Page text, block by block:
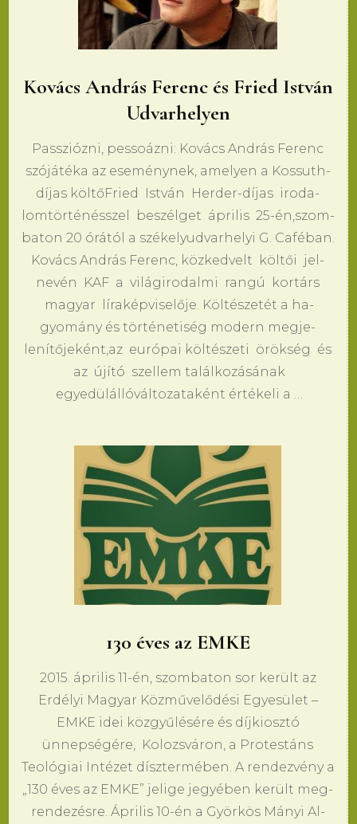
Kovács András Ferenc és Fried István
Udvarhelyen
Passziózni, pes­soázni: Kovács András Fe­renc
szójátéka az esemény­nek, ame­lyen a Kos­suth-
díjas költőFried István Her­der-díjas iro­da­
lomtörténésszel beszélget ápri­lis 25-én,szom­
ba­ton 20 órától a székely­ud­var­he­lyi G. Caféban.
Kovács András Fe­renc, közked­velt költői jel­
nevén KAF a világiro­dal­mi rangú kortárs
ma­gyar líraképvi­selője. Költészetét a ha­
gyomány és történe­tiség mo­dern meg­je­
lenítőjeként,az európai költésze­ti örökség és
az újító szel­lem találkozásának
egyedülállóválto­za­taként értékeli a …
130 éves az EMKE
2015. ápri­lis 11-én, szom­ba­ton sor került az
Erdélyi Ma­gyar Közművelődési Egyesület –
EMKE idei közgyűlésére és díjki­osztó
ünnepségére, Ko­lozsváron, a Pro­testáns
Teológiai Intézet dísztermében. A ren­dezvény a
„130 éves az EMKE” jel­ige jegyében került meg­
ren­dezésre. Ápri­lis 10-én a Györkös Mányi Al­